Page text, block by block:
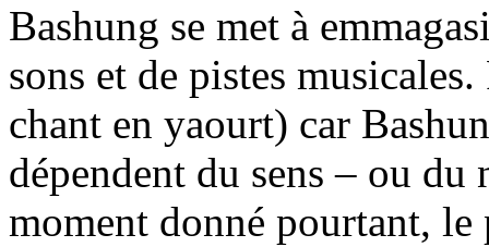
Bashung se met à
sons et de pistes
chant en yaourt) car
dépendent du sens – ou du
moment donné pourtant, le